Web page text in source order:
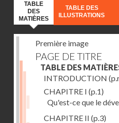
TABLE
DES
MATIÈRES
TABLE DES
ILLUSTRATIONS
Première image
PAGE DE TITRE
TABLE DES
INTRODUCTION
CHAPITRE I (p.1)
Qu'est-ce que le
CHAPITRE II (p.3)